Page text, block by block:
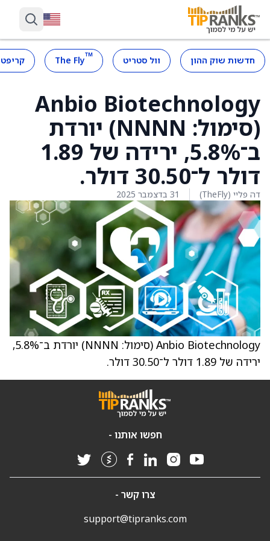
חדשות שוק ההון וול סטריט ™
The Fly
Anbio Biotechnology
(סימול: NNNN) יורדת
ב־5.8%, ירידה של 1.89
דולר ל־30.50 דולר.
דה פליי (TheFly) 31 בדצמבר 2025
Anbio Biotechnology (סימול: NNNN) יורדת ב־5.8%,
ירידה של 1.89 דולר ל־30.50 דולר.
חפשו אותנו -
צרו קשר -
support@tipranks.com